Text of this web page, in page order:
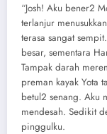
“Josh! Aku bener2
terlanjur
terasa sangat
besar, sementara
Tampak darah
preman kayak Yota
betul2 senang. Aku
mendesah. Sedikit
pinggulku.